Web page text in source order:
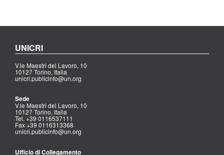
UNICRI
V.le Maestri del Lavoro, 10
10127 Torino, Italia
unicri.publicinfo@un.org
Sede
V.le Maestri del Lavoro, 10
10127 Torino, Italia
Tel. +39 0116537111
Fax +39 0116313368
unicri.publicinfo@un.org
Ufficio di Collegamento